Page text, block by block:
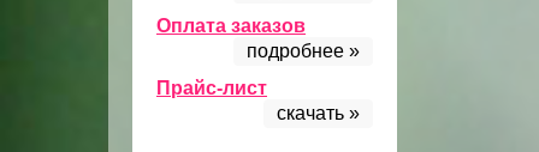
Оплата заказов
подробнее »
Прайс-лист
скачать »